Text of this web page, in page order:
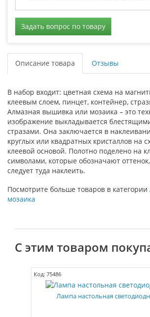
Задать вопрос по товару
Описание товара Отзывы
В набор входит: цветная схема на
клеевым слоем, пинцет, контейнер,
Алмазная вышивка или мозаика – это
изображение выкладывается
стразами. Она заключается в
круглых или квадратных кристаллов на
клеевой основой. Полотно поделено на
символами, которые обозначают
следует туда наклеить.
Посмотрите больше товаров в категории
мозаика
С этим товаром
Код: 75486
Лампа настольная